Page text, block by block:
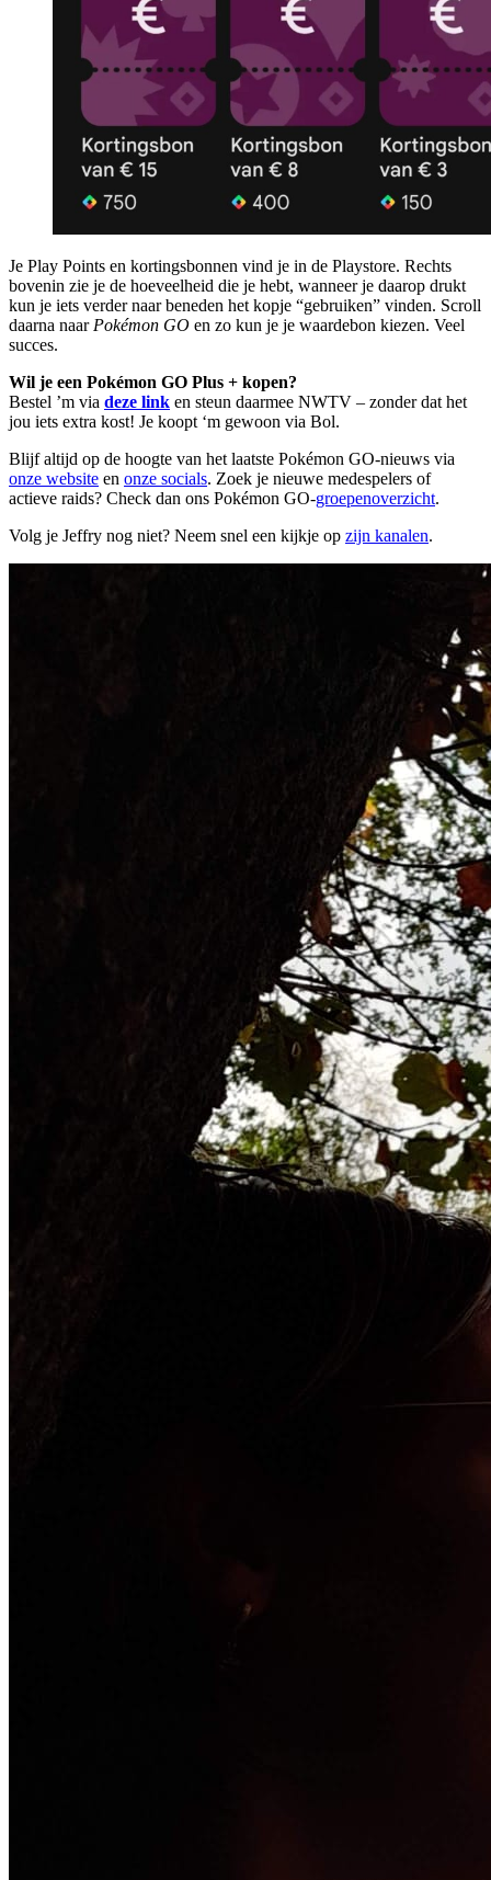
Je Play Points en kortingsbonnen vind je in de Playstore. Rechts
bovenin zie je de hoeveelheid die je hebt, wanneer je daarop drukt
kun je iets verder naar beneden het kopje “gebruiken” vinden. Scroll
daarna naar Pokémon GO en zo kun je je waardebon kiezen. Veel
succes.
Wil je een Pokémon GO Plus + kopen?
Bestel ’m via deze link en steun daarmee NWTV – zonder dat het
jou iets extra kost! Je koopt ‘m gewoon via Bol.
Blijf altijd op de hoogte van het laatste Pokémon GO-nieuws via
onze website en onze socials. Zoek je nieuwe medespelers of
actieve raids? Check dan ons Pokémon GO-groepenoverzicht.
Volg je Jeffry nog niet? Neem snel een kijkje op zijn kanalen.